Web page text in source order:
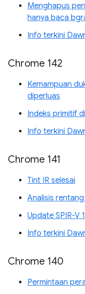
Menghapus
hanya baca
Info terkini
Chrome 142
Kemampuan
diperluas
Indeks primitif
Info terkini
Chrome 141
Tint IR selesai
Analisis
Update SPIR-V
Info terkini
Chrome 140
Permintaan